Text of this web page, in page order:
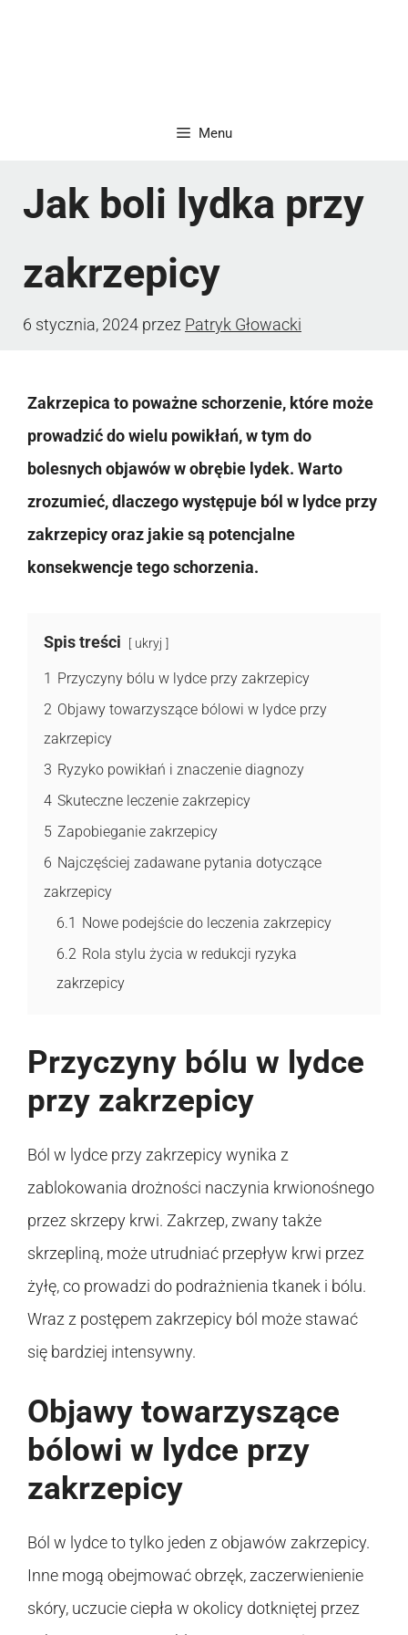
Menu
Jak boli lydka przy
zakrzepicy
6 stycznia, 2024 przez Patryk Głowacki
Zakrzepica to poważne schorzenie, które może
prowadzić do wielu powikłań, w tym do
bolesnych objawów w obrębie lydek. Warto
zrozumieć, dlaczego występuje ból w lydce przy
zakrzepicy oraz jakie są potencjalne
konsekwencje tego schorzenia.
Spis treści ukryj
1 Przyczyny bólu w lydce przy zakrzepicy
2 Objawy towarzyszące bólowi w lydce przy
zakrzepicy
3 Ryzyko powikłań i znaczenie diagnozy
4 Skuteczne leczenie zakrzepicy
5 Zapobieganie zakrzepicy
6 Najczęściej zadawane pytania dotyczące
zakrzepicy
6.1 Nowe podejście do leczenia zakrzepicy
6.2 Rola stylu życia w redukcji ryzyka
zakrzepicy
Przyczyny bólu w lydce
przy zakrzepicy
Ból w lydce przy zakrzepicy wynika z
zablokowania drożności naczynia krwionośnego
przez skrzepy krwi. Zakrzep, zwany także
skrzepliną, może utrudniać przepływ krwi przez
żyłę, co prowadzi do podrażnienia tkanek i bólu.
Wraz z postępem zakrzepicy ból może stawać
się bardziej intensywny.
Objawy towarzyszące
bólowi w lydce przy
zakrzepicy
Ból w lydce to tylko jeden z objawów zakrzepicy.
Inne mogą obejmować obrzęk, zaczerwienienie
skóry, uczucie ciepła w okolicy dotkniętej przez